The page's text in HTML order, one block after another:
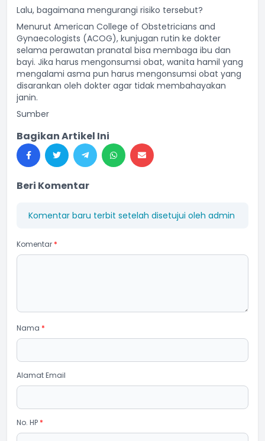
Lalu, bagaimana mengurangi risiko tersebut?
Menurut American College of Obstetricians and
Gynaecologists (ACOG), kunjugan rutin ke dokter
selama perawatan pranatal bisa membaga ibu dan
bayi. Jika harus mengonsumsi obat, wanita hamil yang
mengalami asma pun harus mengonsumsi obat yang
disarankan oleh dokter agar tidak membahayakan
janin.
Sumber
Bagikan Artikel Ini
Beri Komentar
Komentar baru terbit setelah disetujui oleh admin
Komentar *
Nama *
Alamat Email
No. HP *